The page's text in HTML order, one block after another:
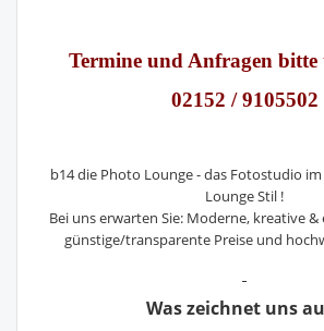
Termine und Anfragen bitte
02152 / 9105502
b14 die Photo Lounge - das Fotostudio
Lounge Stil !
Bei uns erwarten Sie: Moderne, kreative
günstige/transparente Preise und
Was zeichnet uns